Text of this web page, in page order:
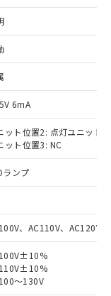
6mA
ット位置2: 点灯ユニット
ット位置3: NC
ランプ
、AC110V、AC120V
～130V